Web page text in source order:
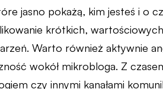
jasno pokażą, kim jesteś i o
krótkich,
Warto również aktywnie
wokół mikrobloga. Z
czy innymi kanałami